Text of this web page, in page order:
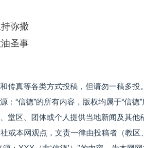
弥撒
圣事
传真等各类方式投稿，但请勿一稿多投。
：“信德”的所有内容，版权均属于“信德
堂区、团体或个人提供当地新闻及其他
或本网观点，文责一律由投稿者（教区